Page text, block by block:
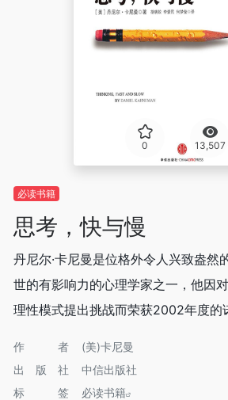
0 13,507
必读书籍
思考，快与慢
丹尼尔·卡尼曼是位格外令人兴致盎然
世的有影响力的心理学家之一，他因
理性模式提出挑战而荣获2002年度的
作者
(美)卡尼曼
出版社
中信出版社
标签
必读书籍